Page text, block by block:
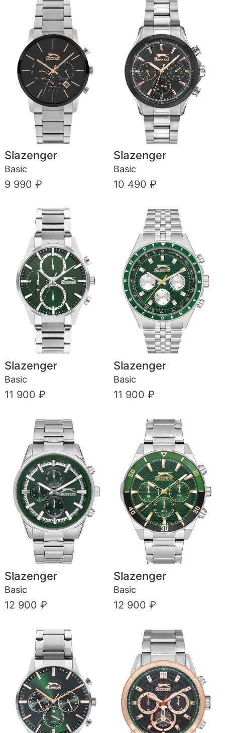
Slazenger
Basic
9 990 ₽
Slazenger
Basic
10 490 ₽
Slazenger
Basic
11 900 ₽
Slazenger
Basic
11 900 ₽
Slazenger
Basic
12 900 ₽
Slazenger
Basic
12 900 ₽